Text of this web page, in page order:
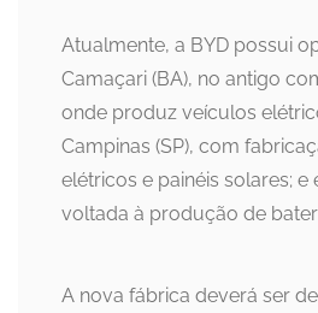
Atualmente, a BYD possui
Camaçari (BA), no antigo
onde produz veículos
Campinas (SP), com
elétricos e painéis solares; e
voltada à produção de
A nova fábrica deverá ser